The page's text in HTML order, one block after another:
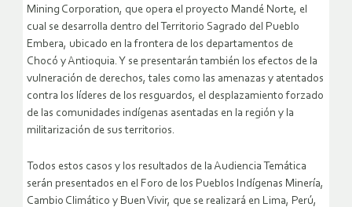
Mining Corporation, que opera el proyecto Mandé Norte, el
cual se desarrolla dentro del Territorio Sagrado del Pueblo
Embera, ubicado en la frontera de los departamentos de
Chocó y Antioquia. Y se presentarán también los efectos de la
vulneración de derechos, tales como las amenazas y atentados
contra los líderes de los resguardos, el desplazamiento forzado
de las comunidades indígenas asentadas en la región y la
militarización de sus territorios.
Todos estos casos y los resultados de la Audiencia Temática
serán presentados en el Foro de los Pueblos Indígenas Minería,
Cambio Climático y Buen Vivir, que se realizará en Lima, Perú,